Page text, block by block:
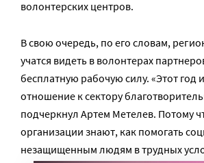
волонтерских центров.
В свою очередь, по его словам,
учатся видеть в волонтерах
бесплатную рабочую силу. «Этот год
отношение к сектору
подчеркнул Артем Метелев. Потому
организации знают, как помогать
незащищенным людям в трудных